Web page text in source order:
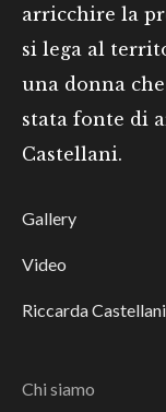
arricchire la
si lega al
una donna
stata fonte di
Castellani.
Gallery
Video
Riccarda Castellani
Chi siamo